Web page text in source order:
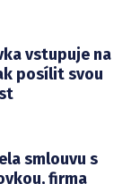
vstupuje na
posílit svou
smlouvu s
firma